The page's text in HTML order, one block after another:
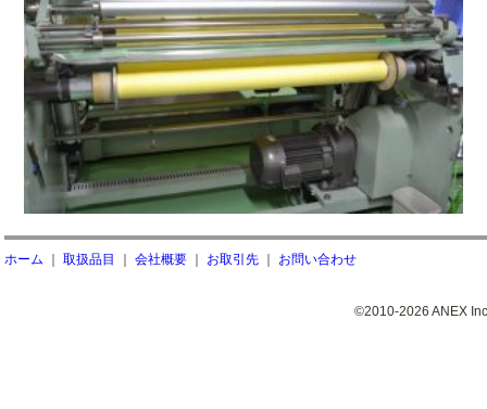
ホーム ｜取扱品目 ｜会社概要 ｜ お取引先 ｜ お問い合わせ
©2010-2026 ANEX